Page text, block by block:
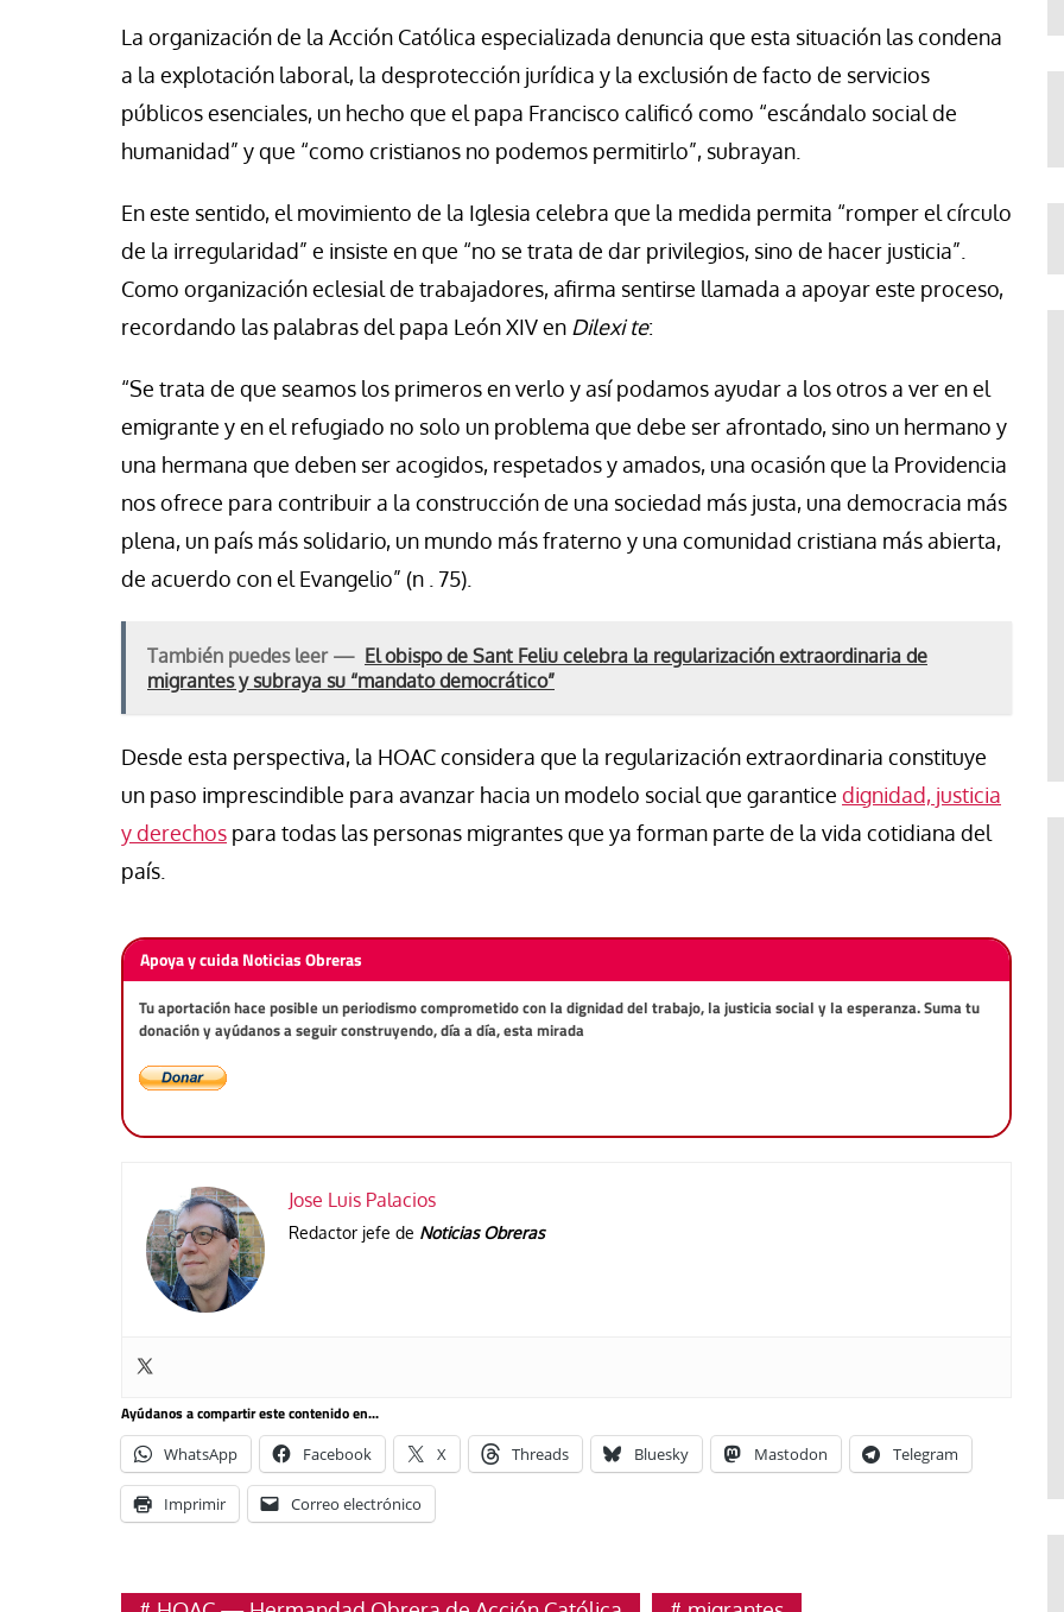
La organización de la Acción Católica especializada denuncia que esta situación las condena
a la explotación laboral, la desprotección jurídica y la exclusión de facto de servicios
públicos esenciales, un hecho que el papa Francisco calificó como “escándalo social de
humanidad” y que “como cristianos no podemos permitirlo”, subrayan.
En este sentido, el movimiento de la Iglesia celebra que la medida permita “romper el círculo
de la irregularidad” e insiste en que “no se trata de dar privilegios, sino de hacer justicia”.
Como organización eclesial de trabajadores, afirma sentirse llamada a apoyar este proceso,
recordando las palabras del papa León XIV en Dilexi te:
“Se trata de que seamos los primeros en verlo y así podamos ayudar a los otros a ver en el
emigrante y en el refugiado no solo un problema que debe ser afrontado, sino un hermano y
una hermana que deben ser acogidos, respetados y amados, una ocasión que la Providencia
nos ofrece para contribuir a la construcción de una sociedad más justa, una democracia más
plena, un país más solidario, un mundo más fraterno y una comunidad cristiana más abierta,
de acuerdo con el Evangelio” (n . 75).
También puedes leer — El obispo de Sant Feliu celebra la regularización extraordinaria de
migrantes y subraya su “mandato democrático”
Desde esta perspectiva, la HOAC considera que la regularización extraordinaria constituye
un paso imprescindible para avanzar hacia un modelo social que garantice dignidad, justicia
y derechos para todas las personas migrantes que ya forman parte de la vida cotidiana del
país.
Apoya y cuida Noticias Obreras
Tu aportación hace posible un periodismo comprometido con la dignidad del trabajo, la justicia social y la esperanza. Suma tu
donación y ayúdanos a seguir construyendo, día a día, esta mirada
Jose Luis Palacios
Redactor jefe de Noticias Obreras
Ayúdanos a compartir este contenido en...
WhatsApp Facebook X Threads Bluesky Mastodon Telegram
Imprimir Correo electrónico